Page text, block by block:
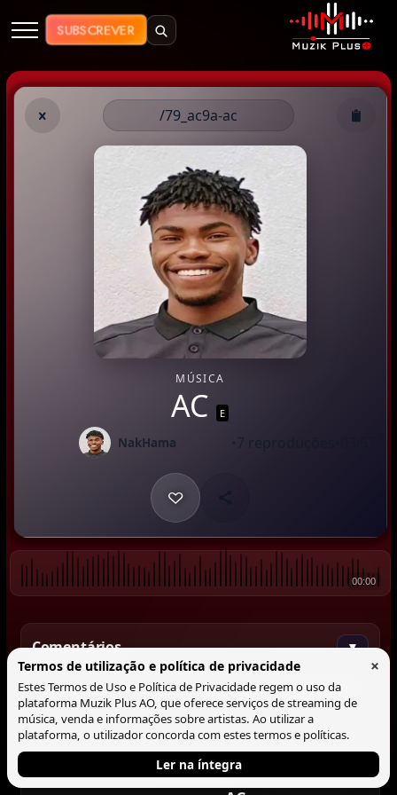
Muzik Plus AO - Streaming de
SUBSCREVER
/79_ac9a-ac
MÚSICA
AC E
NakHama 7 reproduções
00:00
Comentários ▼
Comentar
Tocando agora
Termos de utilização e política de privacidade ×
Estes Termos de Uso e Política de Privacidade regem o uso da
plataforma Muzik Plus AO, que oferece serviços de streaming de
música, venda e informações sobre artistas. Ao utilizar a
plataforma, o utilizador concorda com estes termos e políticas.
Ler na íntegra